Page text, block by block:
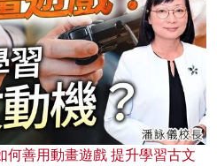
何善用動畫遊戲 提升學習古文